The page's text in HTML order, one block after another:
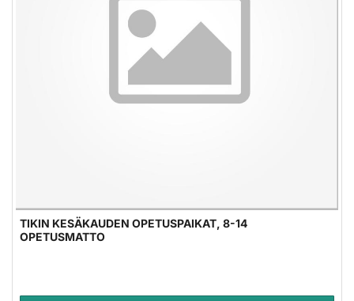
TIKIN KESÄKAUDEN OPETUSPAIKAT, 8-14
OPETUSMATTO